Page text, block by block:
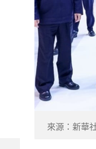
來源：新華